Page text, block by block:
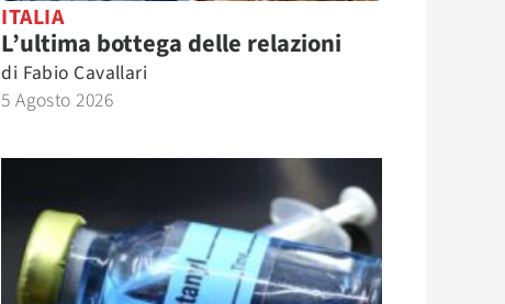
ITALIA
L’ultima bottega delle relazioni
di Fabio Cavallari
5 Agosto 2026